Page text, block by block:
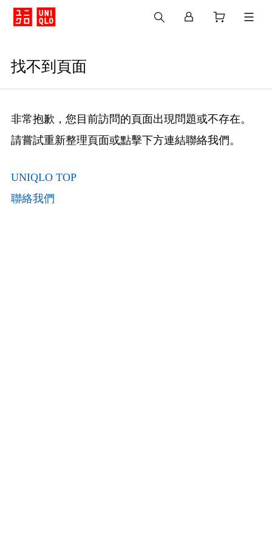
找不到頁面
非常抱歉，您目前訪問的頁面出現問題或不存在。
請嘗試重新整理頁面或點擊下方連結聯絡我們。
UNIQLO TOP
聯絡我們